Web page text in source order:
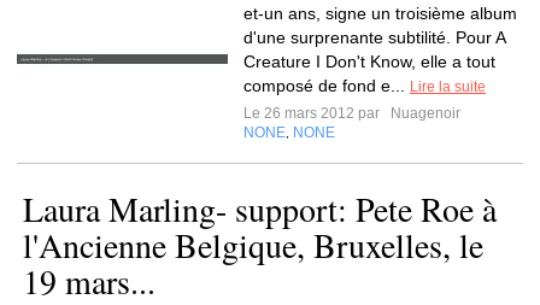
et-un ans, signe un troisième album
d'une surprenante subtilité. Pour A
Creature I Don't Know, elle a tout
composé de fond e...
Lire la suite
Le 26 mars 2012 par
Nuagenoir
NONE NONE
Laura Marling- support: Pete Roe à
l'Ancienne Belgique, Bruxelles, le
19 mars...